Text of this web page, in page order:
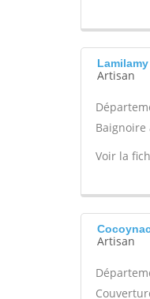
Artisan
Baignoire
Voir la
Artisan